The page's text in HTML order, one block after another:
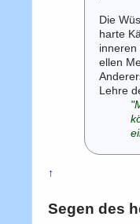
Die
harte
inneren
ellen
Lehre
↑
Segen des